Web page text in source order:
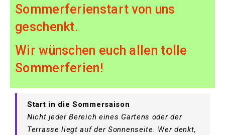
Sommerferienstart von uns
geschenkt.
Wir wünschen euch allen tolle
Sommerferien!
Start in die Sommersaison
Nicht jeder Bereich eines Gartens oder der
Terrasse liegt auf der Sonnenseite. Wer denkt,